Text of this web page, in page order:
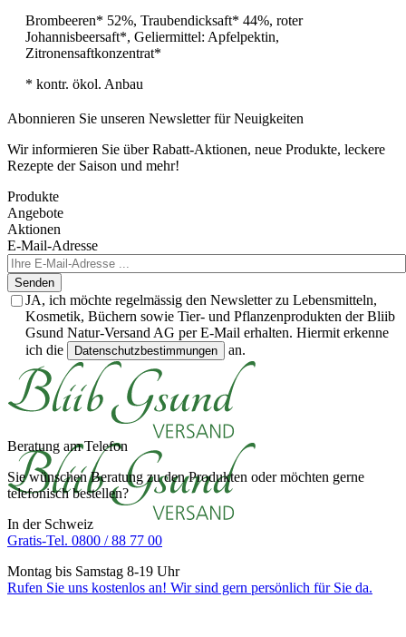
Brombeeren* 52%, Traubendicksaft* 44%, roter
Johannisbeersaft*, Geliermittel: Apfelpektin,
Zitronensaftkonzentrat*
* kontr. ökol. Anbau
Abonnieren Sie unseren Newsletter für Neuigkeiten
Wir informieren Sie über Rabatt-Aktionen, neue Produkte, leckere
Rezepte der Saison und mehr!
Produkte
Angebote
Aktionen
E-Mail-Adresse
Senden
JA, ich möchte regelmässig den Newsletter zu Lebensmitteln,
Kosmetik, Büchern sowie Tier- und Pflanzenprodukten der Bliib
Gsund Natur-Versand AG per E-Mail erhalten. Hiermit erkenne
ich die
Datenschutzbestimmungen an.
Beratung am Telefon
Sie wünschen Beratung zu den Produkten oder möchten gerne
telefonisch bestellen?
In der Schweiz
Gratis-Tel. 0800 / 88 77 00
Montag bis Samstag 8-19 Uhr
Rufen Sie uns kostenlos an! Wir sind gern persönlich für Sie da.